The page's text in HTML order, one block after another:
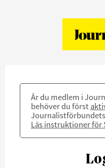
Är du medlem i
behöver du först
Läs instruktioner för